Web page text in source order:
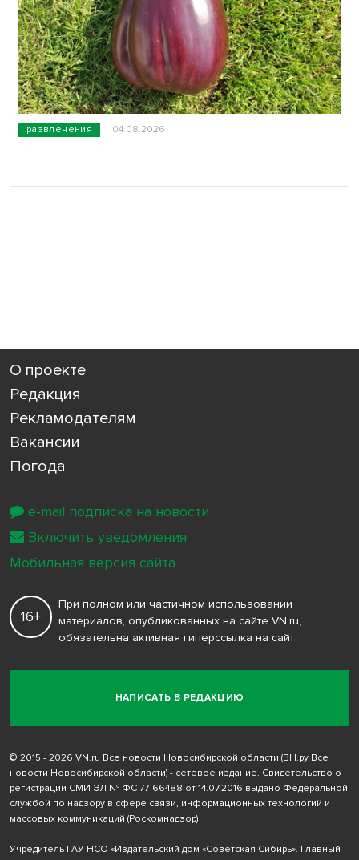
развлечения 04.08.2026
О проекте
Редакция
Рекламодателям
Вакансии
Погода
НАПИСАТЬ В РЕДАКЦИЮ
16+
При полном или частичном использовании
материалов, опубликованных на сайте VN.ru,
обязательна активная гиперссылка на сайт
© 2015 - 2026 VN.ru Все новости Новосибирской области (ВН.ру Все
новости Новосибирской области) - сетевое издание. Свидетельство о
регистрации СМИ ЭЛ № ФС 77-66488 от 14.07.2016 выдано Федеральной
службой по надзору в сфере связи, информационных технологий и
массовых коммуникаций (Роскомнадзор)
Учредитель ГАУ НСО «Издательский дом «Советская Сибирь». Главный
e-mail подписка на новости
Включить уведомления
Мобильная версия сайта